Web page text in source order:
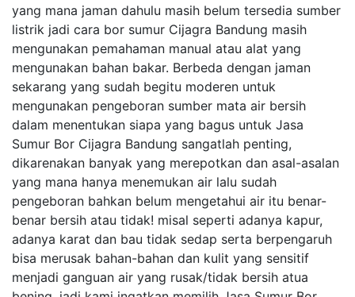
yang mana jaman dahulu masih belum tersedia sumber
listrik jadi cara bor sumur Cijagra Bandung masih
mengunakan pemahaman manual atau alat yang
mengunakan bahan bakar. Berbeda dengan jaman
sekarang yang sudah begitu moderen untuk
mengunakan pengeboran sumber mata air bersih
dalam menentukan siapa yang bagus untuk Jasa
Sumur Bor Cijagra Bandung sangatlah penting,
dikarenakan banyak yang merepotkan dan asal-asalan
yang mana hanya menemukan air lalu sudah
pengeboran bahkan belum mengetahui air itu benar-
benar bersih atau tidak! misal seperti adanya kapur,
adanya karat dan bau tidak sedap serta berpengaruh
bisa merusak bahan-bahan dan kulit yang sensitif
menjadi ganguan air yang rusak/tidak bersih atua